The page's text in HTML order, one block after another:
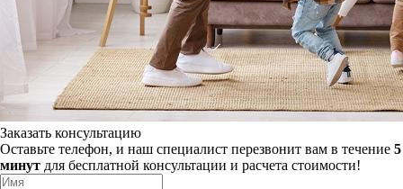
Заказать консультацию
Оставьте телефон, и наш специалист перезвонит вам в течение 5
минут для бесплатной консультации и расчета стоимости!